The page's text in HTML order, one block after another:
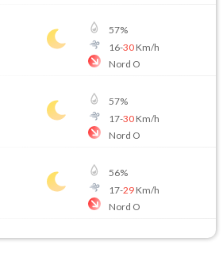
57%
16-30Km/h
Nord O
57%
17-30Km/h
Nord O
56%
17-29Km/h
Nord O